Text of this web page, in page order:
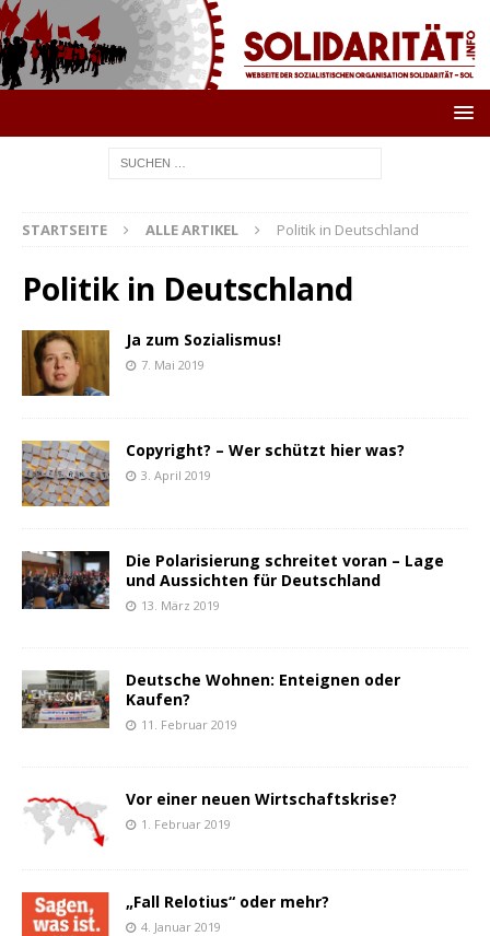
STARTSEITE ALLE ARTIKEL Politik in Deutschland
Politik in Deutschland
Ja zum Sozialismus!
7. Mai 2019
Copyright? – Wer schützt hier was?
3. April 2019
Die Polarisierung schreitet voran – Lage
und Aussichten für Deutschland
13. März 2019
Deutsche Wohnen: Enteignen oder
Kaufen?
11. Februar 2019
Vor einer neuen Wirtschaftskrise?
1. Februar 2019
„Fall Relotius“ oder mehr?
4. Januar 2019